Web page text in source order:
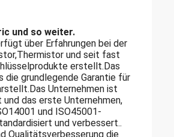
und so weiter.
über Erfahrungen bei der
und seit fast
erstellt.Das
die grundlegende Garantie für
Unternehmen ist
das erste Unternehmen,
und ISO45001-
und verbessert..
Qualitätsverbesserung die